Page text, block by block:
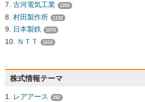
古河電気工業 1203
村田製作所 1132
日本製鉄 1075
ＮＴＴ 1010
株式情報テーマ
レアアース 292